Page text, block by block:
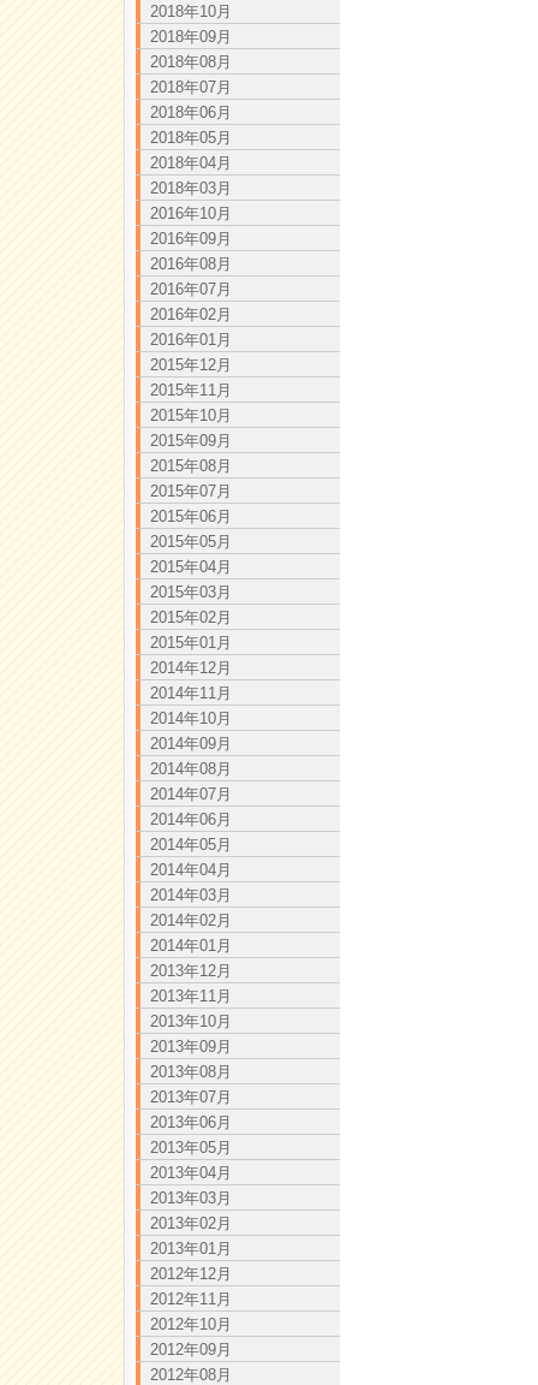
2018年10月
2018年09月
2018年08月
2018年07月
2018年06月
2018年05月
2018年04月
2018年03月
2016年10月
2016年09月
2016年08月
2016年07月
2016年02月
2016年01月
2015年12月
2015年11月
2015年10月
2015年09月
2015年08月
2015年07月
2015年06月
2015年05月
2015年04月
2015年03月
2015年02月
2015年01月
2014年12月
2014年11月
2014年10月
2014年09月
2014年08月
2014年07月
2014年06月
2014年05月
2014年04月
2014年03月
2014年02月
2014年01月
2013年12月
2013年11月
2013年10月
2013年09月
2013年08月
2013年07月
2013年06月
2013年05月
2013年04月
2013年03月
2013年02月
2013年01月
2012年12月
2012年11月
2012年10月
2012年09月
2012年08月